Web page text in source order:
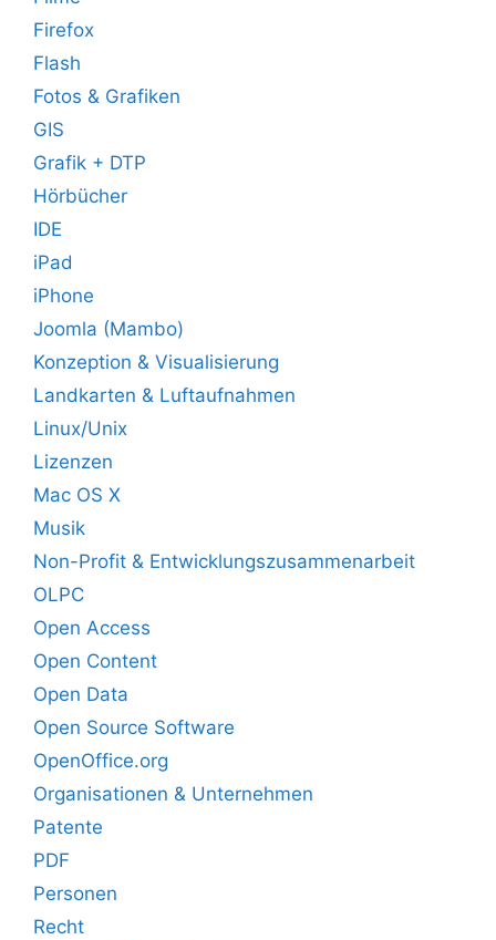
Firefox
Flash
Fotos & Grafiken
GIS
Grafik + DTP
Hörbücher
IDE
iPad
iPhone
Joomla (Mambo)
Konzeption & Visualisierung
Landkarten & Luftaufnahmen
Linux/Unix
Lizenzen
Mac OS X
Musik
Non-Profit & Entwicklungszusammenarbeit
OLPC
Open Access
Open Content
Open Data
Open Source Software
OpenOffice.org
Organisationen & Unternehmen
Patente
PDF
Personen
Recht